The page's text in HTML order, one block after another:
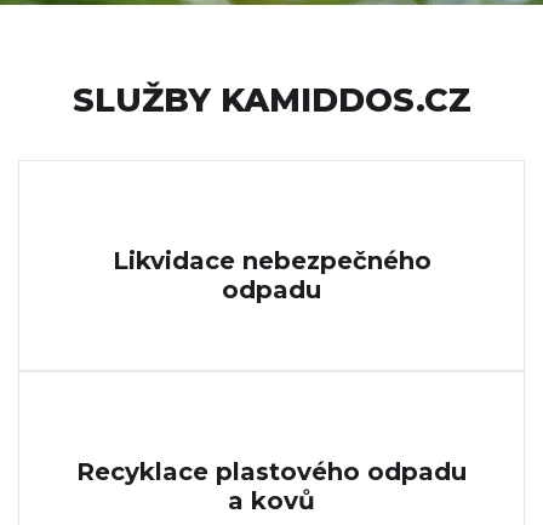
SLUŽBY KAMIDDOS.CZ
Likvidace nebezpečného
odpadu
Recyklace plastového odpadu
a kovů